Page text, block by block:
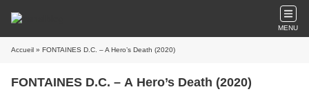
MENU
Accueil » FONTAINES D.C. – A Hero’s Death (2020)
FONTAINES D.C. – A Hero’s Death (2020)